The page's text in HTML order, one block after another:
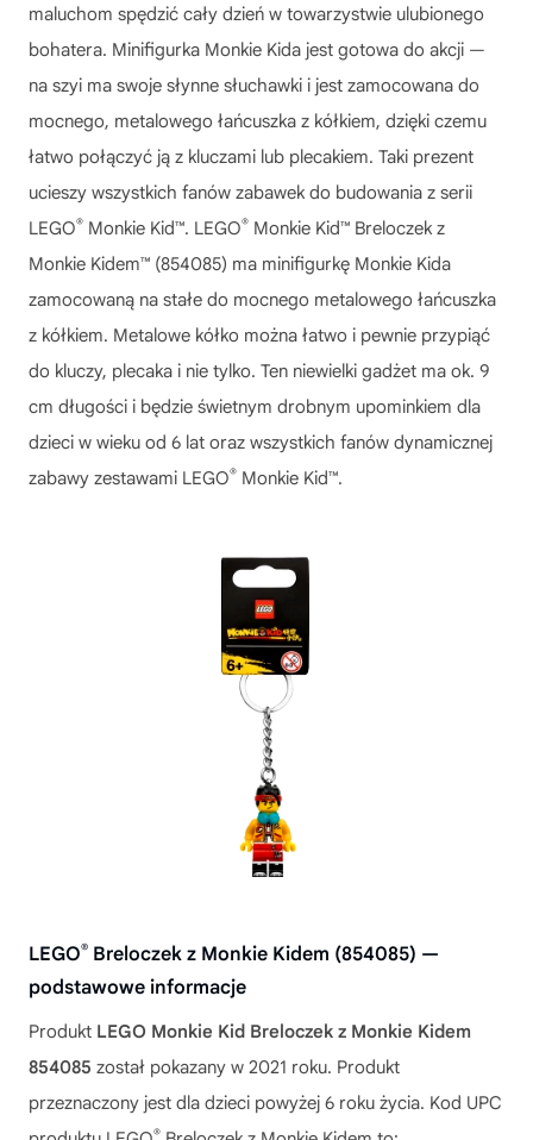
maluchom spędzić cały dzień w towarzystwie ulubionego
bohatera. Minifigurka Monkie Kida jest gotowa do akcji —
na szyi ma swoje słynne słuchawki i jest zamocowana do
mocnego, metalowego łańcuszka z kółkiem, dzięki czemu
łatwo połączyć ją z kluczami lub plecakiem. Taki prezent
ucieszy wszystkich fanów zabawek do budowania z serii
LEGO® Monkie Kid™. LEGO® Monkie Kid™ Breloczek z
Monkie Kidem™ (854085) ma minifigurkę Monkie Kida
zamocowaną na stałe do mocnego metalowego łańcuszka
z kółkiem. Metalowe kółko można łatwo i pewnie przypiąć
do kluczy, plecaka i nie tylko. Ten niewielki gadżet ma ok. 9
cm długości i będzie świetnym drobnym upominkiem dla
dzieci w wieku od 6 lat oraz wszystkich fanów dynamicznej
zabawy zestawami LEGO® Monkie Kid™.
LEGO® Breloczek z Monkie Kidem (854085) —
podstawowe informacje
Produkt LEGO Monkie Kid Breloczek z Monkie Kidem
854085 został pokazany w 2021 roku. Produkt
przeznaczony jest dla dzieci powyżej 6 roku życia. Kod UPC
®